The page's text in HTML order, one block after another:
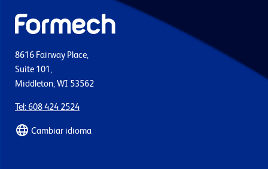
8616 Fairway Place,
Suite 101,
Middleton, WI 53562
Tel: 608 424 2524
Cambiar idioma